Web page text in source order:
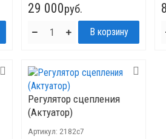
29 000руб.
Регулятор сцепления
(Актуатор)
Артикул: 2182c7